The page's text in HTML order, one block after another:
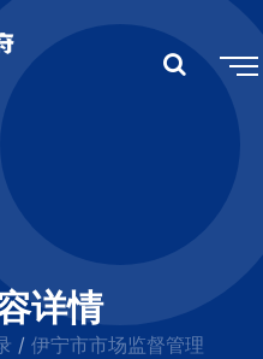
详情
/ 伊宁市市场监督管理